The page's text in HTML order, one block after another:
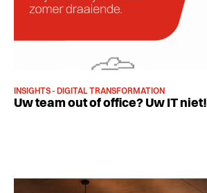
INSIGHTS - DIGITAL TRANSFORMATION
Uw team out of office? Uw IT niet!